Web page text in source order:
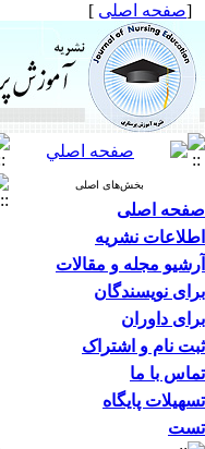
[صفحه اصلی ]
بخش‌های اصلی
صفحه اصلی
اطلاعات نشریه
آرشیو مجله و مقالات
برای نویسندگان
برای داوران
ثبت نام و اشتراک
تماس با ما
تسهیلات پایگاه
تست